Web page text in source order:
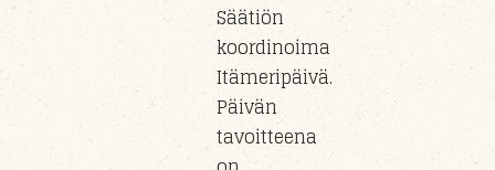
Säätiön
koordinoima
Itämeripäivä.
Päivän
tavoitteena